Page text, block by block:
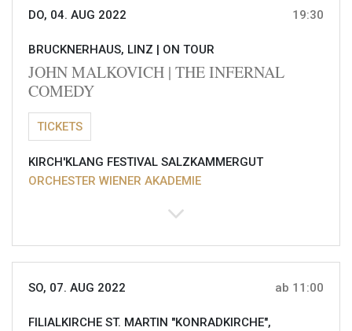
DO, 04. AUG 2022 19:30
BRUCKNERHAUS, LINZ | ON TOUR
JOHN MALKOVICH | THE INFERNAL
COMEDY
TICKETS
KIRCH'KLANG FESTIVAL SALZKAMMERGUT
ORCHESTER WIENER AKADEMIE
SO, 07. AUG 2022 ab 11:00
FILIALKIRCHE ST. MARTIN "KONRADKIRCHE",